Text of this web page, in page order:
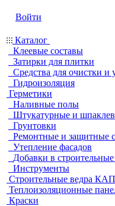
Войти
Каталог
Клеевые составы
Затирки для плитки
Средства для очистки и
Гидроизоляция
Герметики
Наливные полы
Штукатурные и
Грунтовки
Ремонтные и защитные
Утепление фасадов
Добавки в
Инструменты
Строительные ведра
Теплоизоляционные
Краски